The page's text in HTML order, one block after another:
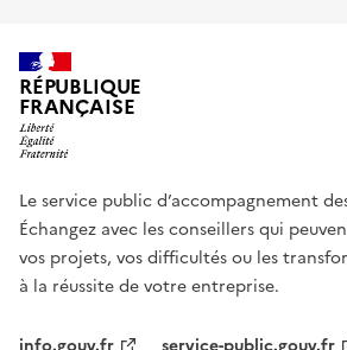
RÉPUBLIQUE
FRANÇAISE
Le service public d’accompagnement
Échangez avec les conseillers qui
vos projets, vos difficultés ou les
à la réussite de votre entreprise.